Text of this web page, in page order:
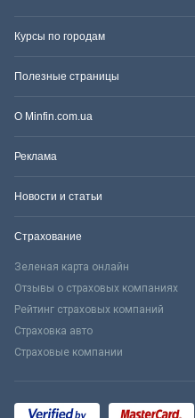
Курсы по городам
Полезные страницы
О Minfin.com.ua
Реклама
Новости и статьи
Страхование
Зеленая карта онлайн
Отзывы о страховых компаниях
Рейтинг страховых компаний
Страховка авто
Страховые компании